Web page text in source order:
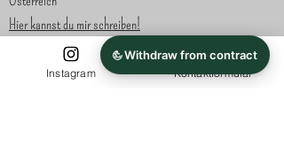
Hier kannst du mir schreiben!
ZAHLUNG
Instagram Kontaktformular